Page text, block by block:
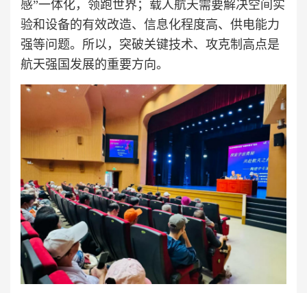
感”一体化，领跑世界；载人航天需要解决空间实
验和设备的有效改造、信息化程度高、供电能力
强等问题。所以，突破关键技术、攻克制高点是
航天强国发展的重要方向。